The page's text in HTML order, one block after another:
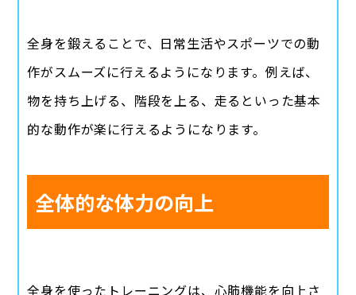
全身を鍛えることで、日常生活やスポーツでの動
作がスムーズに行えるようになります。例えば、
物を持ち上げる、階段を上る、走るといった基本
的な動作が楽に行えるようになります。
全体的な体力の向上
全身を使ったトレーニングは、心肺機能を向上さ